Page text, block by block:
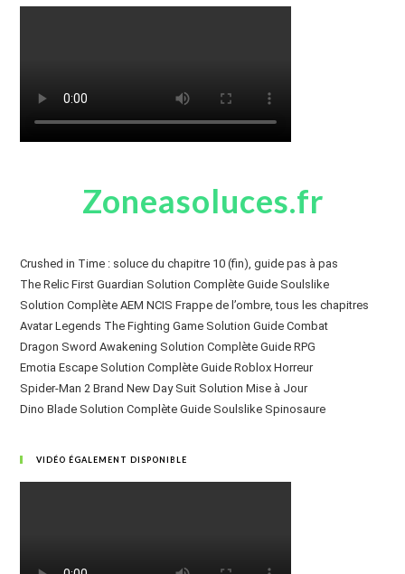
Zoneasoluces.fr
Crushed in Time : soluce du chapitre 10 (fin), guide pas à pas
The Relic First Guardian Solution Complète Guide Soulslike
Solution Complète AEM NCIS Frappe de l’ombre, tous les chapitres
Avatar Legends The Fighting Game Solution Guide Combat
Dragon Sword Awakening Solution Complète Guide RPG
Emotia Escape Solution Complète Guide Roblox Horreur
Spider-Man 2 Brand New Day Suit Solution Mise à Jour
Dino Blade Solution Complète Guide Soulslike Spinosaure
VIDÉO ÉGALEMENT DISPONIBLE